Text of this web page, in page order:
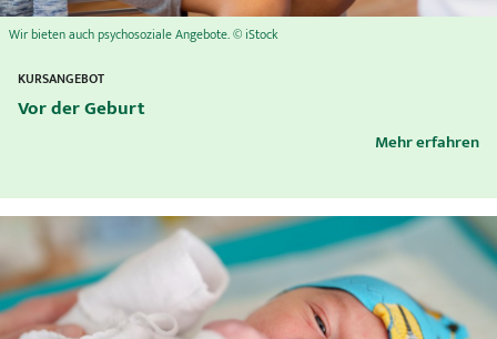
Wir bieten auch psychosoziale Angebote. © iStock
KURSANGEBOT
Vor der Geburt
Mehr erfahren